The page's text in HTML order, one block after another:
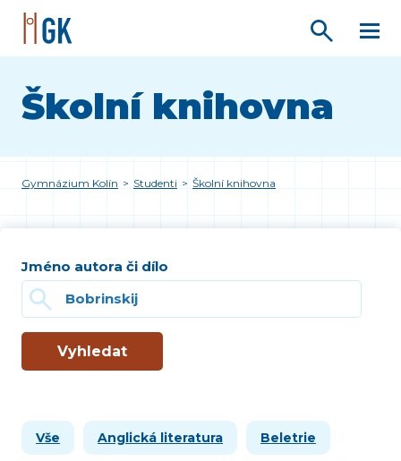
Školní knihovna
Gymnázium Kolín > Studenti > Školní knihovna
Jméno autora či dílo
Vyhledat
Vše Anglická literatura Beletrie